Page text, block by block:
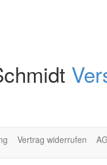
Vertrag widerrufen